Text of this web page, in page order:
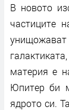
В новото
частиците
материя е
Юпитер би
ядрото си.